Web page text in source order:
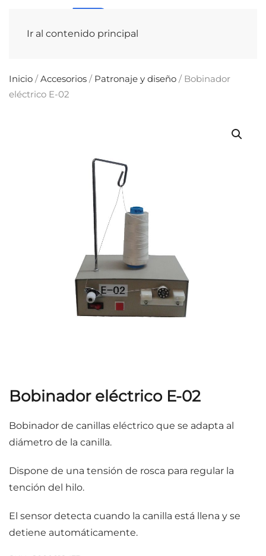
Ir al contenido principal
Inicio /Accesorios / Patronaje y diseño / Bobinador
eléctrico E-02
Bobinador eléctrico E-02
Bobinador de canillas eléctrico que se adapta al
diámetro de la canilla.
Dispone de una tensión de rosca para regular la
tención del hilo.
El sensor detecta cuando la canilla está llena y se
detiene automáticamente.